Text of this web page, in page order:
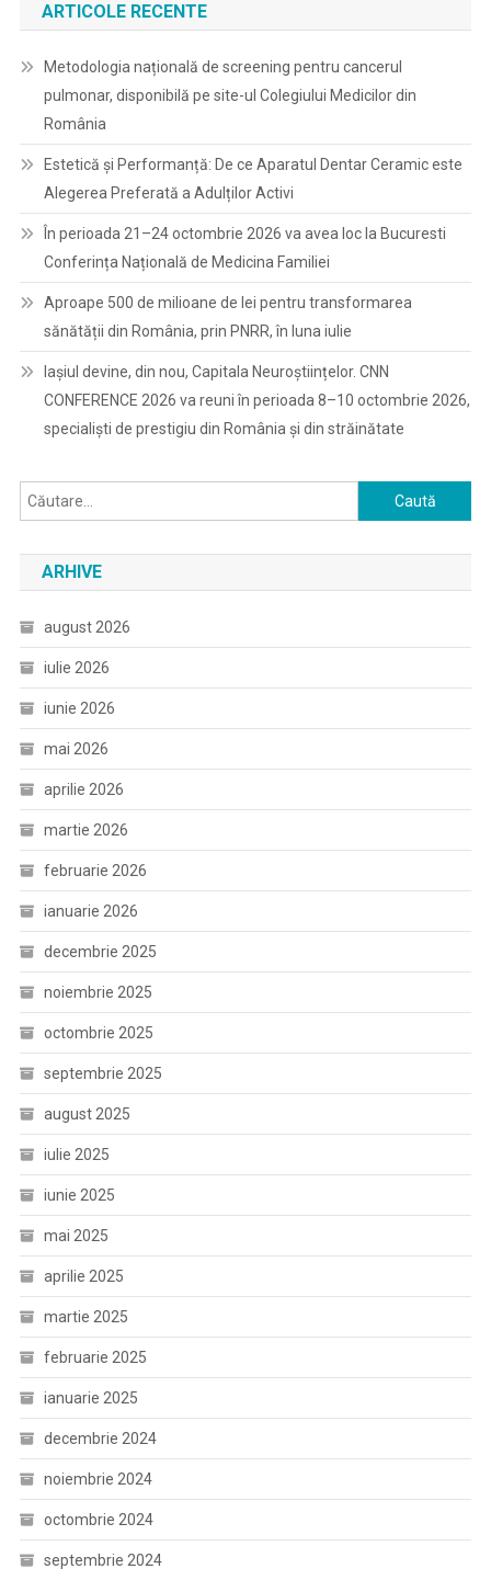
ARTICOLE RECENTE
Metodologia națională de screening pentru cancerul
pulmonar, disponibilă pe site-ul Colegiului Medicilor din
România
Estetică și Performanță: De ce Aparatul Dentar Ceramic este
Alegerea Preferată a Adulților Activi
În perioada 21–24 octombrie 2026 va avea loc la Bucuresti
Conferința Națională de Medicina Familiei
Aproape 500 de milioane de lei pentru transformarea
sănătății din România, prin PNRR, în luna iulie
Iașiul devine, din nou, Capitala Neuroștiințelor. CNN
CONFERENCE 2026 va reuni în perioada 8–10 octombrie 2026,
specialiști de prestigiu din România și din străinătate
Caută
după:
ARHIVE
august 2026
iulie 2026
iunie 2026
mai 2026
aprilie 2026
martie 2026
februarie 2026
ianuarie 2026
decembrie 2025
noiembrie 2025
octombrie 2025
septembrie 2025
august 2025
iulie 2025
iunie 2025
mai 2025
aprilie 2025
martie 2025
februarie 2025
ianuarie 2025
decembrie 2024
noiembrie 2024
octombrie 2024
septembrie 2024